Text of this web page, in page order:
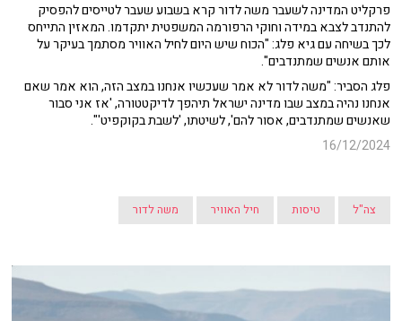
פרקליט המדינה לשעבר משה לדור קרא בשבוע שעבר לטייסים להפסיק
להתנדב לצבא במידה וחוקי הרפורמה המשפטית יתקדמו. המאזין התייחס
לכך בשיחה עם גיא פלג: "הכוח שיש היום לחיל האוויר מסתמך בעיקר על
אותם אנשים שמתנדבים".
פלג הסביר: "משה לדור לא אמר שעכשיו אנחנו במצב הזה, הוא אמר שאם
אנחנו נהיה במצב שבו מדינה ישראל תיהפך לדיקטטורה, 'אז אני סבור
שאנשים שמתנדבים, אסור להם', לשיטתו, 'לשבת בקוקפיט'".
16/12/2024
צה"ל טיסות חיל האוויר משה לדור